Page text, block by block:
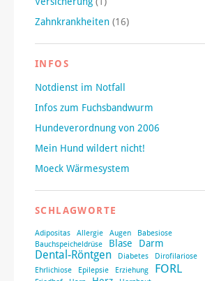
Zahnkrankheiten (16)
INFOS
Notdienst im Notfall
Infos zum Fuchsbandwurm
Hundeverordnung von 2006
Mein Hund wildert nicht!
Moeck Wärmesystem
SCHLAGWORTE
Adipositas Allergie Augen
Babesiose
Bauchspeicheldrüse
Blase Darm
Dental-Röntgen Diabetes
Dirofilariose
Ehrlichiose
Epilepsie Erziehung FORL